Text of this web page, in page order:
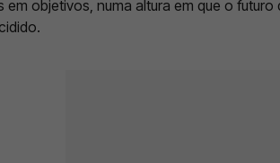
em objetivos, numa altura em que o